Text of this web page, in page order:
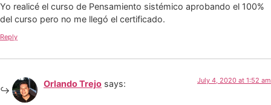
Yo realicé el curso de Pensamiento sistémico aprobando el 100%
del curso pero no me llegó el certificado.
Reply
Orlando Trejo says: July 4, 2020 at 1:52 am